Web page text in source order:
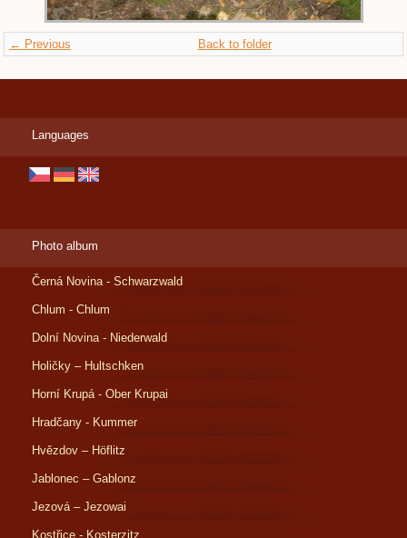
← Previous Back to folder
Languages
Photo album
Černá Novina - Schwarzwald
Chlum - Chlum
Dolní Novina - Niederwald
Holičky – Hultschken
Horní Krupá - Ober Krupai
Hradčany - Kummer
Hvězdov – Höflitz
Jablonec – Gablonz
Jezová – Jezowai
Kostřice - Kosterzitz